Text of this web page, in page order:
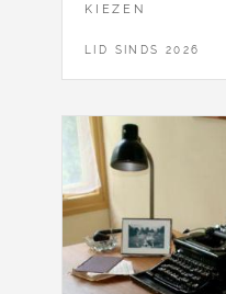
KIEZEN
LID SINDS 2026